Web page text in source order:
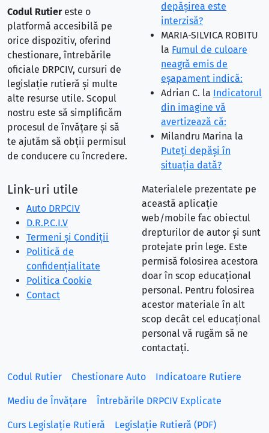
Codul Rutiereste o
platformă accesibilă pe
orice dispozitiv, oferind
chestionare, întrebările
oficiale DRPCIV, cursuri de
legislație rutieră și multe
alte resurse utile. Scopul
nostru este să simplificăm
procesul de învățare și să
te ajutăm să obții permisul
de conducere cu încredere.
depăşirea este
interzisă?
MARIA-SILVICA ROBITU
la Fumul de culoare
neagră emis de
eşapament indică:
Adrian C. la Indicatorul
din imagine vă
avertizează că:
Milandru Marina la
Puteţi depăşi în
situaţia dată?
Link-uri utile
Auto DRPCIV
D.R.P.C.I.V
Termeni și Condiții
Politică de
confidențialitate
Politica Cookie
Contact
Materialele prezentate pe
această aplicație
web/mobile fac obiectul
drepturilor de autor și sunt
protejate prin lege. Este
permisă folosirea acestora
doar în scop educațional
personal. Pentru folosirea
acestor materiale în alt
scop decât cel educațional
personal vă rugăm să ne
contactați.
Codul Rutier Chestionare Auto Indicatoare Rutiere
Mediu de Învățare Întrebările DRPCIV Explicate
Curs Legislație Rutieră Legislație Rutieră (PDF)